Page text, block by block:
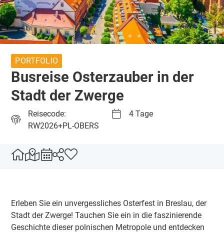
PORTFOLIO
Busreise Osterzauber in der
Stadt der Zwerge
Reisecode:
RW2026+PL-OBERS
4 Tage
Erleben Sie ein unvergessliches Osterfest in Breslau, der
Stadt der Zwerge! Tauchen Sie ein in die faszinierende
Geschichte dieser polnischen Metropole und entdecken